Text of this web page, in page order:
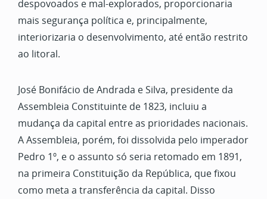
despovoados e mal-explorados, proporcionaria
mais segurança política e, principalmente,
interiorizaria o desenvolvimento, até então restrito
ao litoral.
José Bonifácio de Andrada e Silva, presidente da
Assembleia Constituinte de 1823, incluiu a
mudança da capital entre as prioridades nacionais.
A Assembleia, porém, foi dissolvida pelo imperador
Pedro 1º, e o assunto só seria retomado em 1891,
na primeira Constituição da República, que fixou
como meta a transferência da capital. Disso